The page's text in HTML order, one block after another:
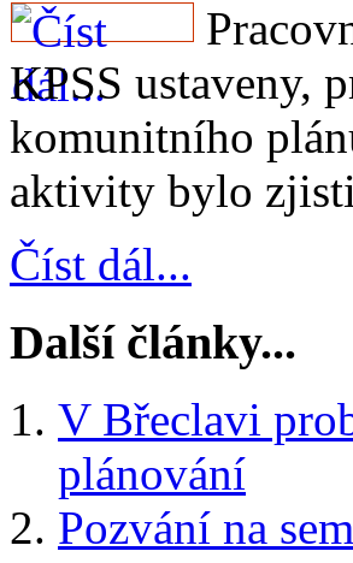
KPSS ustaveny,
komunitního
aktivity bylo
Číst dál...
Další články...
V Břeclavi
plánování
Pozvání na